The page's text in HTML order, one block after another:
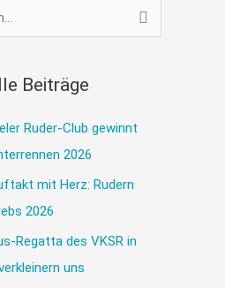
Beiträge
Ruder-Club gewinnt
2026
mit Herz: Rudern
2026
Regatta des VKSR in
uns